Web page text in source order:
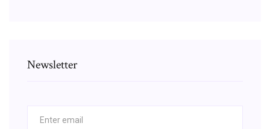
Newsletter